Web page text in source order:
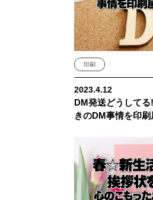
印刷
2023.4.12
DM発送どうして
きのDM事情を印